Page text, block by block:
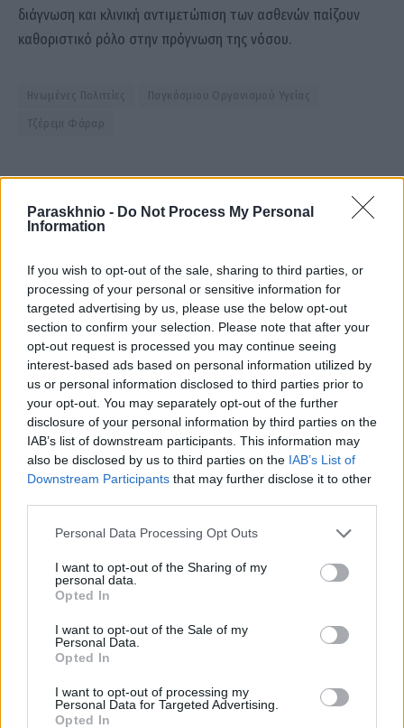
Paraskhnio - Do Not Process My Personal
Information
If you wish to opt-out of the sale, sharing to third parties, or
processing of your personal or sensitive information for
targeted advertising by us, please use the below opt-out
section to confirm your selection. Please note that after your
opt-out request is processed you may continue seeing
interest-based ads based on personal information utilized by
us or personal information disclosed to third parties prior to
your opt-out. You may separately opt-out of the further
disclosure of your personal information by third parties on the
IAB’s list of downstream participants. This information may
also be disclosed by us to third parties on the IAB’s List of
Downstream Participants that may further disclose it to other
Please note that this website/app uses one or more Google
not limited to your visit or usage behaviour. You may click to
grant or deny consent to Google and its third-party tags to
use your data for below specified purposes in below Google
consent section.
Personal Data Processing Opt Outs
I want to opt-out of the Sharing of my
personal data.
Opted In
I want to opt-out of the Sale of my
Personal Data.
Opted In
I want to opt-out of processing my
Personal Data for Targeted Advertising.
Opted In
διάγνωση και κλινική αντιμετώπιση των ασθενών παίζουν
καθοριστικό ρόλο στην πρόγνωση της νόσου.
Ηνωμένες Πολιτείες Παγκόσμιου Οργανισμού Υγείας
Τζέρεμι Φάραρ
Facebook Twitter Pinterest LinkedInTumblr Email
ΠΡΟΗΓΟΎΜΕΝΟ ΆΡΘΡΟ
Κασσελάκης: «Η αγάπη κάνει
την οικογένεια»
ΕΠΌΜΕΝΟ ΆΡΘΡΟ
Η τελευταία επιθυμία της
Μαίρης Χρονοπούλου πριν την
αποτέφρωση της
ΕΛΕΑΝΑ ΖΑΜΠΑΡΑ